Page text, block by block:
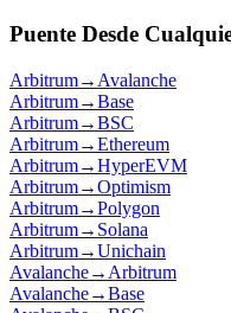
Puente Desde
Arbitrum→ Avalanche
Arbitrum→Base
Arbitrum→BSC
Arbitrum→Ethereum
Arbitrum→HyperEVM
Arbitrum→Optimism
Arbitrum→Polygon
Arbitrum→ Solana
Arbitrum→Unichain
Avalanche→ Arbitrum
Avalanche→Base